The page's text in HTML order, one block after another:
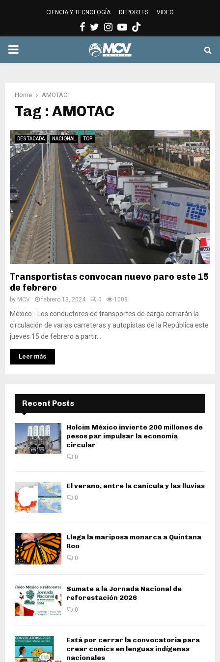
CIENCIA Y TECNOLOGÍA DEPORTES VIDEO
Facebook
Twitter
Instagram
Youtube
PRIMARY
Home AMOTAC
Tag : AMOTAC
DESTACADA NACIONAL TOP
Transportistas convocan nuevo paro este 15
de febrero
by MCV febrero 13, 2024 0 1008
México.- Los conductores de transportes de carga cerrarán la
circulación de varias carreteras y autopistas de la República este
jueves 15 de febrero a partir...
Leer más
Recent Posts
Holcim México invierte 200 millones de
pesos par impulsar la economía
circular
0
El verano, entre la canícula y las lluvias
0
Llega la mariposa monarca a Quintana
Roo
0
Sumate a la Jornada Nacional de
reforestación 2026
0
Está por cerrar la convocatoria para
crear comics en lenguas indígenas
nacionales